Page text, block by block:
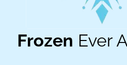
Frozen Ever